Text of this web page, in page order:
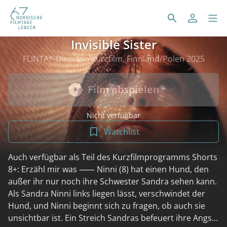
Invisible Sister
FLINTA*-Director/Kurzfilm, Finnland/Polen 2025
Film abspielen
Nicht verfügbar
Watchlist
Auch verfügbar als Teil des Kurzfilmprogramms Shorts
8+: Erzähl mir was ⸺ Ninni (8) hat einen Hund, den
außer ihr nur noch ihre Schwester Sandra sehen kann.
Als Sandra Ninni links liegen lässt, verschwindet der
Hund, und Ninni beginnt sich zu fragen, ob auch sie
unsichtbar ist. Ein Streich Sandras befeuert ihre Angst.